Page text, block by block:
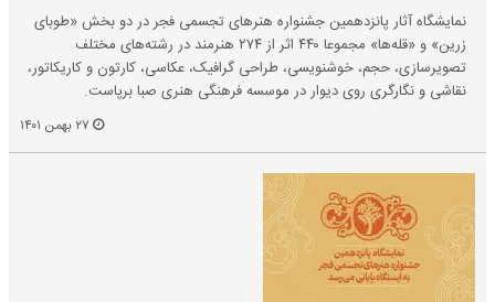
نمایشگاه آثار پانزدهمین جشنواره هنرهای تجسمی فجر در دو بخش «طوبای
زرین» و «قله‌ها» مجموعا ۴۴۰ اثر از ۲۷۴ هنرمند در رشته‌های مختلف
تصویرسازی، حجم، خوشنویسی، طراحی گرافیک، عکاسی، کارتون و کاریکاتور،
نقاشی و نگارگری روی دیوار در موسسه فرهنگی هنری صبا برپاست.